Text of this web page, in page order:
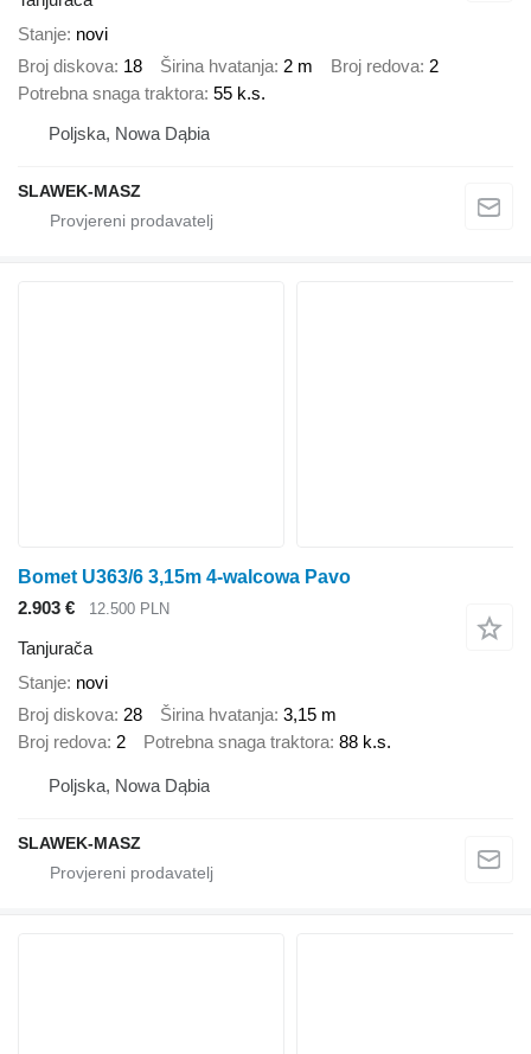
Stanje novi
Broj diskova 18 Širina hvatanja 2 m Broj redova 2
Potrebna snaga traktora 55 k.s.
Poljska, Nowa Dąbia
SLAWEK-MASZ
Bomet U363/6 3,15m 4-walcowa Pavo
2.903 €
12.500 PLN
Tanjurača
Stanje novi
Broj diskova 28 Širina hvatanja 3,15 m
Broj redova 2 Potrebna snaga traktora 88 k.s.
Poljska, Nowa Dąbia
SLAWEK-MASZ